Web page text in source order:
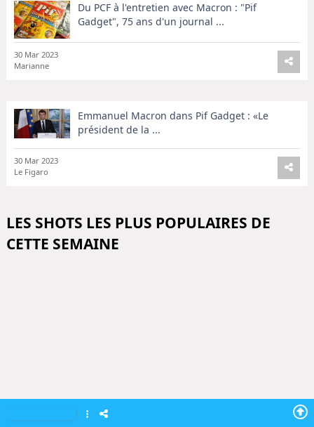
Du PCF à l'entretien avec Macron : "Pif
Gadget", 75 ans d'un journal ...
30 Mar 2023
Marianne
Emmanuel Macron dans Pif Gadget : «Le
président de la ...
30 Mar 2023
Le Figaro
LES SHOTS LES PLUS POPULAIRES DE
CETTE SEMAINE
Donate
💸
Support Ukraine
Share this widget